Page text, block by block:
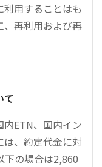
用することはも
、再利用および再
て
内ETN、国内イン
は、約定代金に対
下の場合は2,860